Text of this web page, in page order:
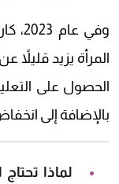
وفي
المرأة يزيد
الحصول على
بالإضافة إلى
لماذا